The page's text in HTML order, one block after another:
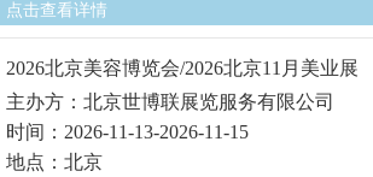
点击查看详情
2026北京美容博览会/2026北京11月美业展
主办方：北京世博联展览服务有限公司
时间：2026-11-13-2026-11-15
地点：北京